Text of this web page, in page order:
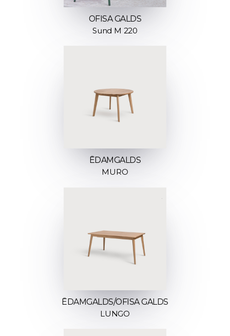
OFISA GALDS
Sund M 220
ĒDAMGALDS
MURO
ĒDAMGALDS/OFISA GALDS
LUNGO